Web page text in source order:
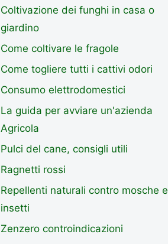
Coltivazione dei funghi in casa o
giardino
Come coltivare le fragole
Come togliere tutti i cattivi odori
Consumo elettrodomestici
La guida per avviare un'azienda
Agricola
Pulci del cane, consigli utili
Ragnetti rossi
Repellenti naturali contro mosche e
insetti
Zenzero controindicazioni